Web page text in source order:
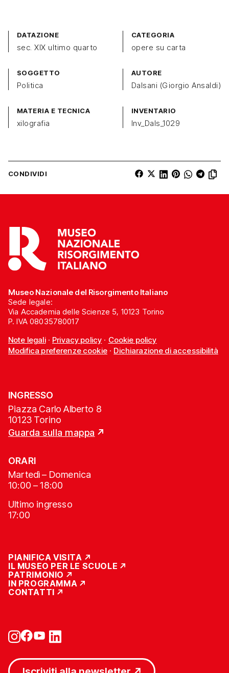
DATAZIONE
sec. XIX ultimo quarto
CATEGORIA
opere su carta
SOGGETTO
Politica
AUTORE
Dalsani (Giorgio Ansaldi)
MATERIA E TECNICA
xilografia
INVENTARIO
Inv_Dals_1029
CONDIVIDI
Museo Nazionale del Risorgimento Italiano
Sede legale:
Via Accademia delle Scienze 5, 10123 Torino
P. IVA 08035780017
Note legali· Privacy policy · Cookie policy
Modifica preferenze cookie· Dichiarazione di accessibilità
INGRESSO
Piazza Carlo Alberto 8
10123 Torino
Guarda sulla mappa
ORARI
Martedì – Domenica
10:00 – 18:00
Ultimo ingresso
17:00
PIANIFICA VISITA
IL MUSEO PER LE SCUOLE
PATRIMONIO
IN PROGRAMMA
CONTATTI